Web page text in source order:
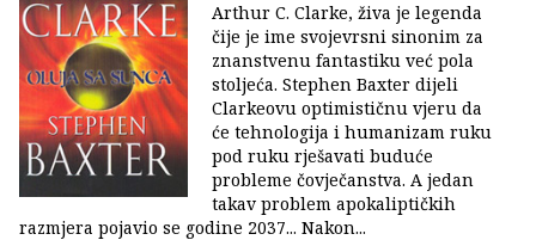
Arthur C. Clarke, živa je legenda
čije je ime svojevrsni sinonim za
znanstvenu fantastiku već pola
stoljeća. Stephen Baxter dijeli
Clarkeovu optimističnu vjeru da
će tehnologija i humanizam ruku
pod ruku rješavati buduće
probleme čovječanstva. A jedan
takav problem apokaliptičkih
razmjera pojavio se godine 2037... Nakon...